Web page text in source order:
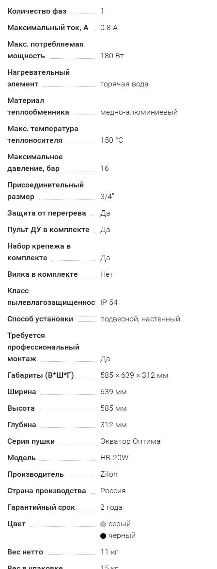
Количество фаз
1
Максимальный ток, А
0.8 А
Макс. потребляемая
мощность
180 Вт
Нагревательный
элемент
горячая вода
Материал
теплообменника
медно-алюминиевый
Макс. температура
теплоносителя
150 °C
Максимальное
давление, бар
16
Присоединительный
размер
3/4"
Защита от перегрева
Да
Пульт ДУ в комплекте
Да
Набор крепежа в
комплекте
Да
Вилка в комплекте
Нет
Класс
пылевлагозащищенностиIP 54
Способ установки
подвесной, настенный
Требуется
профессиональный
монтаж
Да
Габариты (В*Ш*Г)
585 × 639 × 312 мм
Ширина
639 мм
Высота
585 мм
Глубина
312 мм
Серия пушки
Экватор Оптима
Модель
HB-20W
Производитель
Zilon
Страна производства
Россия
Гарантийный срок
2 года
Цвет
серый
черный
Вес нетто
11 кг